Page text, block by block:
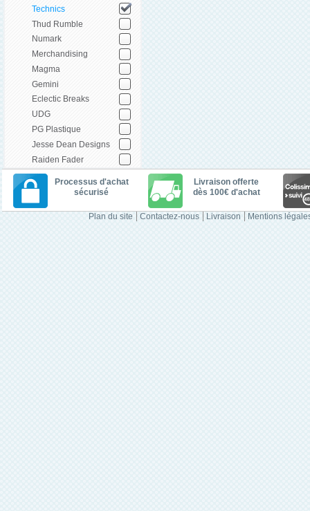
Technics
Thud Rumble
Numark
Merchandising
Magma
Gemini
Eclectic Breaks
UDG
PG Plastique
Jesse Dean Designs
Raiden Fader
Processus d'achat
sécurisé
Livraison offerte
dès 100€ d'achat
Plan du site Contactez-nous Livraison Mentions